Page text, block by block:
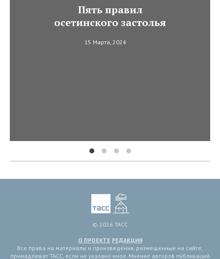
Пять правил
осетинского застолья
15 Марта, 2024
© 2026 ТАСС
О ПРОЕКТЕ РЕДАКЦИЯ
Все права на материалы и произведения, размещенные на сайте,
принадлежат ТАСС, если не указано иное. Мнение авторов публикаций